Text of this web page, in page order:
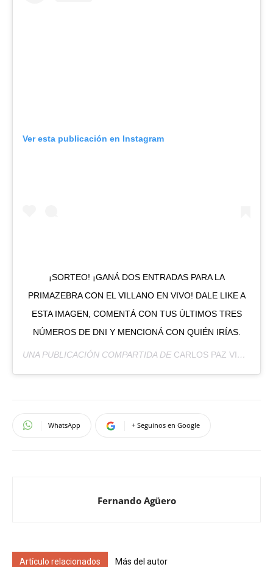
Ver esta publicación en Instagram
¡SORTEO! ¡GANÁ DOS ENTRADAS PARA LA
PRIMAZEBRA CON EL VILLANO EN VIVO! DALE LIKE A
ESTA IMAGEN, COMENTÁ CON TUS ÚLTIMOS TRES
NÚMEROS DE DNI Y MENCIONÁ CON QUIÉN IRÍAS.
UNA PUBLICACIÓN COMPARTIDA DE CARLOS PAZ VIVO
WhatsApp + Seguinos en Google
Fernando Agüero
Artículo relacionados Más del autor